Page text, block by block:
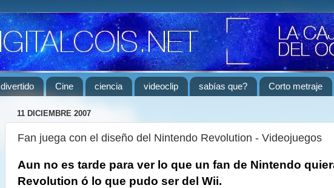
divertido Cine ciencia videoclip sabías que? Corto metraje
11 DICIEMBRE 2007
Fan juega con el diseño del Nintendo Revolution - Videojuegos
Aun no es tarde para ver lo que un fan de Nintendo
Revolution ó lo que pudo ser del Wii.